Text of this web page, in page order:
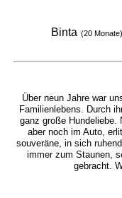
Binta (20 Monate)
Über neun Jahre war
Familienlebens. Durch
ganz große Hundeliebe.
aber noch im Auto,
souveräne, in sich
immer zum Staunen,
gebracht.